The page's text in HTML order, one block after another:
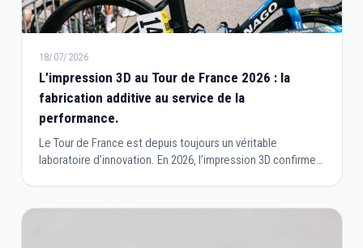
18/07/2026
L’impression 3D au Tour de France 2026 : la
fabrication additive au service de la
performance.
Le Tour de France est depuis toujours un véritable
laboratoire d’innovation. En 2026, l’impression 3D confirme
performants, plus légers et parfaitement adaptés aux